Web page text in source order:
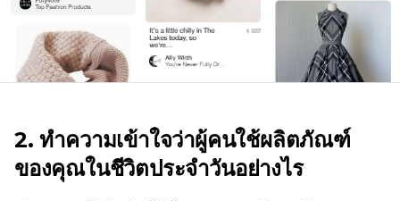
2. ทำความเข้าใจว่าผู้คนใช้ผลิตภัณฑ์
ของคุณในชีวิตประจำวันอย่างไร